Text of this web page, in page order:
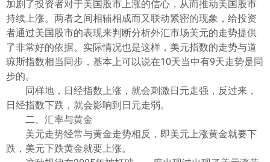
加剧了投资者对于美国股市上涨的信心，从而推动美国股市
持续上涨。两者之间相辅相成而又联动紧密的现象，给投资
者通过美国股市的表现来判断分析外汇市场美元的走势提供
了非常好的依据。实际情况也是这样，美元指数的走势与道
琼斯指数相当同步，基本上可以说在10天当中有9天走势是同
步的。
同样地，日经指数上涨，就会刺激日元走强，反过来，
日经指数下跌，就会影响到日元走弱。
二、汇率与黄金
美元走势经常与黄金走势相反，即美元上涨黄金就要下
跌，美元下跌黄金就要上涨。